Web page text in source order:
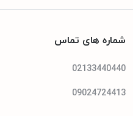
شماره های تماس
02133440440
09024724413